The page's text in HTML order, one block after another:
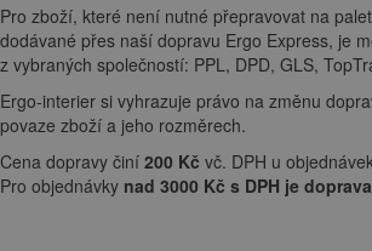
Pro zboží, které není nutné přepravovat na
dodávané přes naší dopravu Ergo Express, je
z vybraných společností: PPL, DPD, GLS,
Ergo-interier si vyhrazuje právo na změnu
povaze zboží a jeho rozměrech.
Cena dopravy činí 200 Kč vč. DPH u
Pro objednávky nad 3000 Kč s DPH je